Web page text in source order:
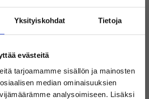
Yksityiskohdat Tietoja
evästeitä
tarjoamamme sisällön ja mainosten
median ominaisuuksien
analysoimiseen. Lisäksi
Kaapelit
159 € 189 € Sisältää alvin
10%
5 kpl - Laturi iPhone/iPad (Lightning &
12W muuntaja)